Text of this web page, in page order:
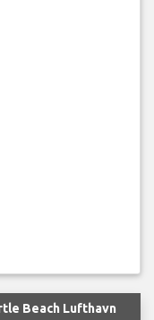
Beach Lufthavn